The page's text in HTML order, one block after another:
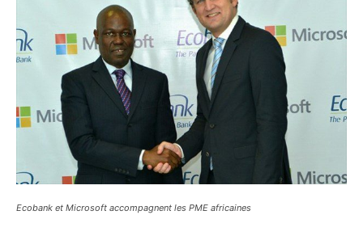
Ecobank et Microsoft accompagnent les PME africaines